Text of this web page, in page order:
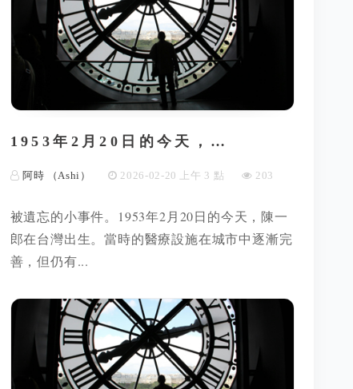
1953年2月20日的今天，…
阿時 （Ashi） 2026-02-20 上午 3 點 203
被遺忘的小事件。1953年2月20日的今天，陳一
郎在台灣出生。當時的醫療設施在城市中逐漸完
善，但仍有...